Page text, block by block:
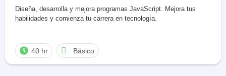
Diseña, desarrolla y mejora programas JavaScript. Mejora tus
habilidades y comienza tu carrera en tecnología.
40 hr Básico